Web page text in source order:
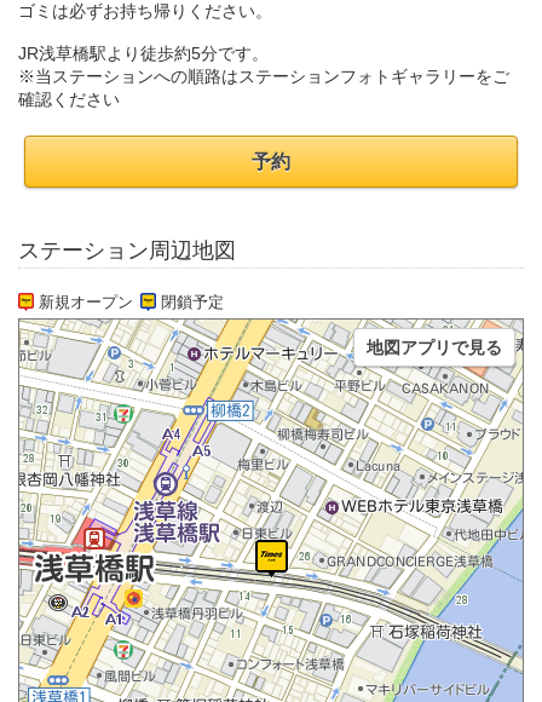
ゴミは必ずお持ち帰りください。
JR浅草橋駅より徒歩約5分です。
※当ステーションへの順路はステーションフォトギャラリーをご
確認ください
予約
ステーション周辺地図
新規オープン 閉鎖予定
地図アプリで見る